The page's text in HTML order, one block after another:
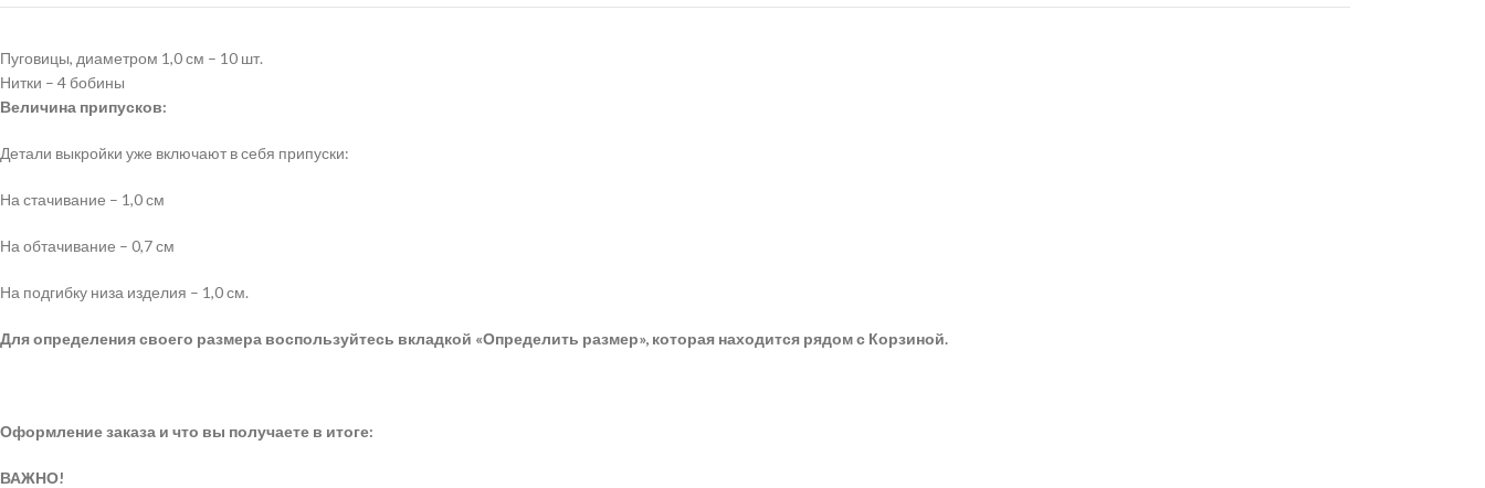
Пуговицы, диаметром 1,0 см – 10 шт.
Нитки – 4 бобины
Величина припусков:
Детали выкройки уже включают в себя припуски:
На стачивание – 1,0 см
На обтачивание – 0,7 см
На подгибку низа изделия – 1,0 см.
Для определения своего размера воспользуйтесь вкладкой «Определить размер», которая находится рядом с Корзиной.
Оформление заказа и что вы получаете в итоге:
ВАЖНО!